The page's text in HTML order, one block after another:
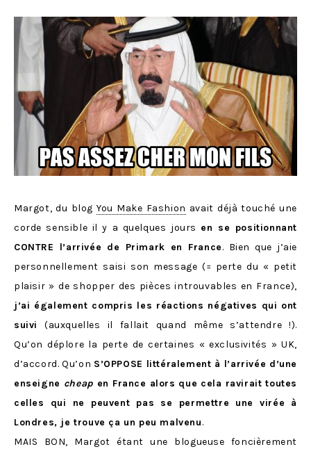
Margot, du blogYou Make Fashion avait déjà touché une
corde sensible il y a quelques jours en se positionnant
CONTRE l’arrivée de Primark en France. Bien que j’aie
personnellement saisi son message (= perte du « petit
plaisir » de shopper des pièces introuvables en France),
j’ai également compris les réactions négatives qui ont
suivi
(auxquelles il fallait quand même s’attendre !).
Qu’on déplore la perte de certaines « exclusivités » UK,
d’accord. Qu’on S’OPPOSE littéralement à l’arrivée d’une
enseigne cheap en France alors que cela ravirait toutes
celles qui ne peuvent pas se permettre une virée à
Londres, je trouve ça un peu malvenu.
MAIS BON, Margot étant une blogueuse foncièrement